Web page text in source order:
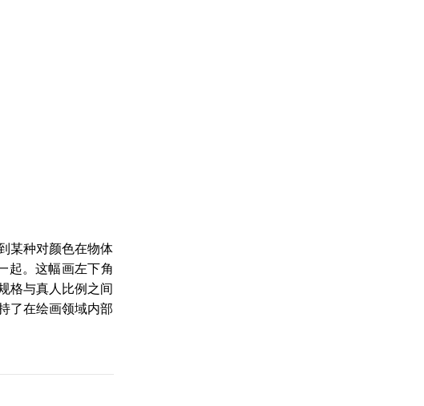
某种对颜色在物体
起。这幅画左下角
格与真人比例之间
了在绘画领域内部